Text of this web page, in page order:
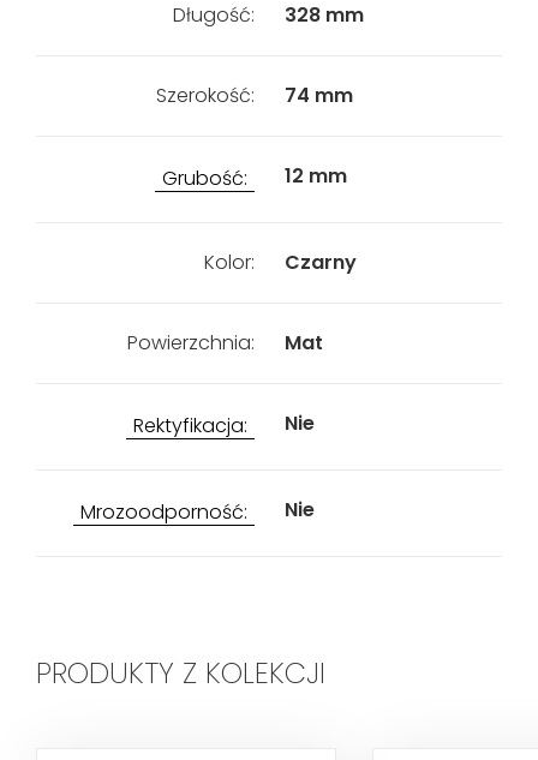
Długość: 328 mm
Szerokość: 74 mm
Grubość: 12 mm
Kolor: Czarny
Powierzchnia: Mat
Rektyfikacja: Nie
Mrozoodporność: Nie
PRODUKTY Z KOLEKCJI